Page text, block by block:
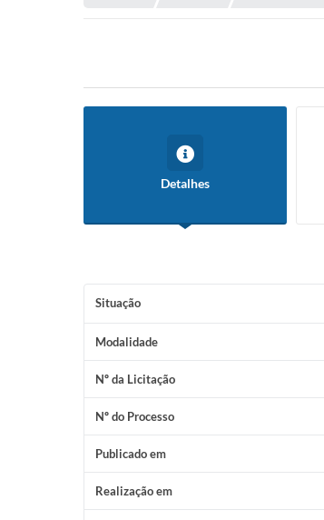
Detalhes
Situação
Modalidade
Nº da Licitação
Nº do Processo
Publicado em
Realização em